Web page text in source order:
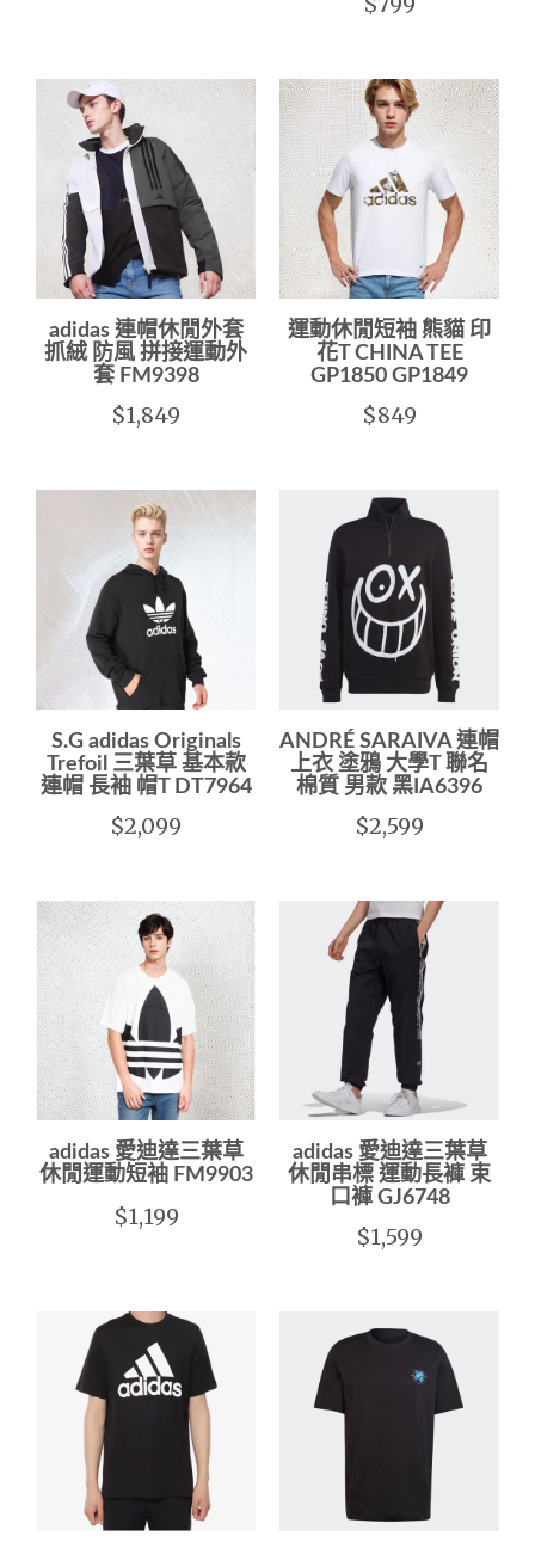
adidas 連帽休閒外套
抓絨 防風 拼接運動外
套 FM9398
$1,849
運動休閒短袖 熊貓 印
花T CHINA TEE
GP1850 GP1849
$849
S.G adidas Originals
Trefoil 三葉草 基本款
連帽 長袖 帽T DT7964
$2,099
ANDRÉ SARAIVA 連帽
上衣 塗鴉 大學T 聯名
棉質 男款 黑IA6396
$2,599
adidas 愛迪達三葉草
休閒運動短袖 FM9903
$1,199
adidas 愛迪達三葉草
休閒串標 運動長褲 束
口褲 GJ6748
$1,599